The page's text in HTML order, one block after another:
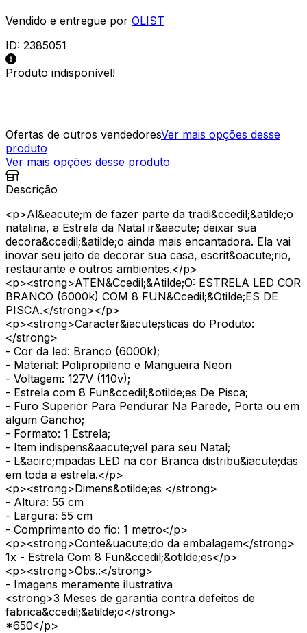
Vendido e entregue por OLIST
ID: 2385051
Produto indisponível!
Ofertas de outros vendedoresVer mais opções desse
produto
Ver mais opções desse produto
Descrição
<p>Al&eacute;m de fazer parte da tradi&ccedil;&atilde;o
natalina, a Estrela da Natal ir&aacute; deixar sua
decora&ccedil;&atilde;o ainda mais encantadora. Ela vai
inovar seu jeito de decorar sua casa, escrit&oacute;rio,
restaurante e outros ambientes.</p>
<p><strong>ATEN&Ccedil;&Atilde;O: ESTRELA LED COR
BRANCO (6000k) COM 8 FUN&Ccedil;&Otilde;ES DE
PISCA.</strong></p>
<p><strong>Caracter&iacute;sticas do Produto:
</strong>
- Cor da led: Branco (6000k);
- Material: Polipropileno e Mangueira Neon
- Voltagem: 127V (110v);
- Estrela com 8 Fun&ccedil;&otilde;es De Pisca;
- Furo Superior Para Pendurar Na Parede, Porta ou em
algum Gancho;
- Formato: 1 Estrela;
- Item indispens&aacute;vel para seu Natal;
- L&acirc;mpadas LED na cor Branca distribu&iacute;das
em toda a estrela.</p>
<p><strong>Dimens&otilde;es </strong>
- Altura: 55 cm
- Largura: 55 cm
- Comprimento do fio: 1 metro</p>
<p><strong>Conte&uacute;do da embalagem</strong>
1x - Estrela Com 8 Fun&ccedil;&otilde;es</p>
<p><strong>Obs.:</strong>
- Imagens meramente ilustrativa
<strong>3 Meses de garantia contra defeitos de
fabrica&ccedil;&atilde;o</strong>
*650</p>